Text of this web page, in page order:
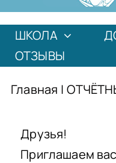
ШКОЛА
ОТЗЫВЫ
Главная |
Друзья!
Приглашаем